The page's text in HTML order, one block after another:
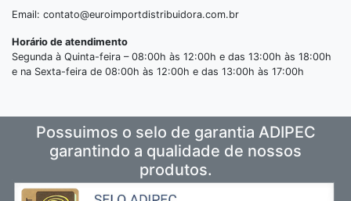
Email: contato@euroimportdistribuidora.com.br
Horário de atendimento
Segunda à Quinta-feira – 08:00h às 12:00h e das 13:00h às 18:00h
e na Sexta-feira de 08:00h às 12:00h e das 13:00h às 17:00h
Possuimos o selo de garantia ADIPEC
garantindo a qualidade de nossos
produtos.